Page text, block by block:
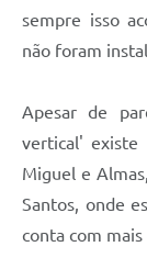
sempre isso
não foram
Apesar de
vertical' existe
Miguel e
Santos, onde
conta com